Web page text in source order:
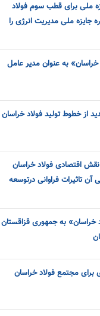
ملی برای قطب سوم فولاد
جایزه ملی مدیریت انرژی را
به عنوان مدیر عامل
از خطوط تولید فولاد خراسان
نقش اقتصادی فولاد خراسان
آن تاثیرات فراوانی درتوسعه
خراسان» به جمهوری قزاقستان
برای مجتمع فولاد خراسان